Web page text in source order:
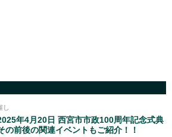
し
年4月20日 西宮市市政100周年記念式典
の前後の関連イベントもご紹介！！